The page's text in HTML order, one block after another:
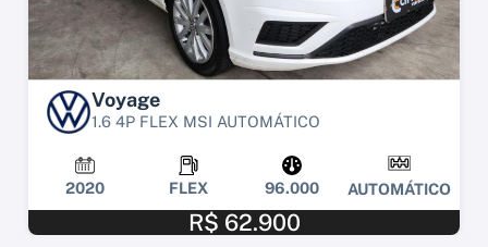
Voyage
1.6 4P FLEX MSI AUTOMÁTICO
2020 FLEX 96.000 AUTOMÁTICO
R$ 62.900